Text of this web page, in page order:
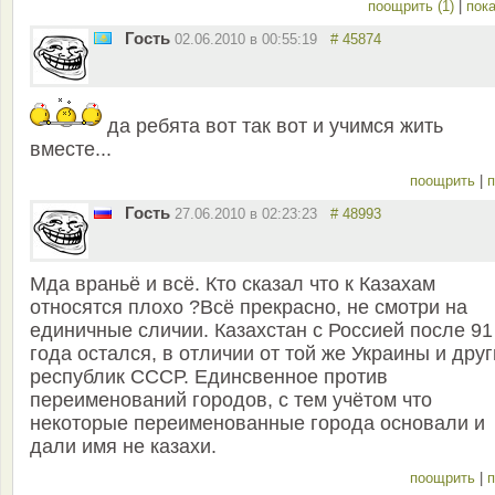
поощрить (1)
Гость 02.06.2010 в 00:55:19 # 45874
да ребята вот так вот и учимся жить
вместе...
поощрить
Гость 27.06.2010 в 02:23:23 # 48993
Мда враньё и всё. Кто сказал что к Казахам
относятся плохо ?Всё прекрасно, не смотри на
единичные сличии. Казахстан с Россией после 91
года остался, в отличии от той же Украины и
республик СССР. Единсвенное против
переименований городов, с тем учётом что
некоторые переименованные города основали и
дали имя не казахи.
поощрить